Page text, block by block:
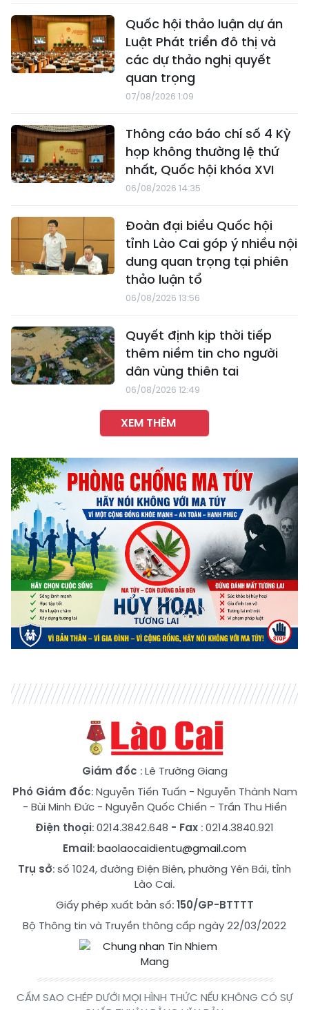
Quốc hội thảo luận dự án
Luật Phát triển đô thị và
các dự thảo nghị quyết
quan trọng
07/08/2026 1:09
Thông cáo báo chí số 4 Kỳ
họp không thường lệ thứ
nhất, Quốc hội khóa XVI
06/08/2026 14:35
Đoàn đại biểu Quốc hội
tỉnh Lào Cai góp ý nhiều nội
dung quan trọng tại phiên
thảo luận tổ
06/08/2026 13:56
Quyết định kịp thời tiếp
thêm niềm tin cho người
dân vùng thiên tai
06/08/2026 12:49
XEM THÊM
Giám đốc : Lê Trường Giang
Phó Giám đốc:Nguyễn Tiến Tuấn - Nguyễn Thành Nam
- Bùi Minh Đức- Nguyễn Quốc Chiến - Trần Thu Hiền
Điện thoại: 0214.3842.648 - Fax : 0214.3840.921
Email:baolaocaidientu@gmail.com
Trụ sở: số 1024, đường Điện Biên, phường Yên Bái, tỉnh
Lào Cai.
Giấy phép xuất bản số:150/GP-BTTTT
Bộ Thông tin và Truyền thông cấp ngày 22/03/2022
CẤM SAO CHÉP DƯỚI MỌI HÌNH THỨC NẾU KHÔNG CÓ SỰ